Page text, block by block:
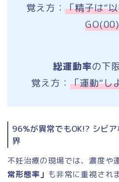
覚え方：「精子は“
総運動率の下
覚え方：「運動“し
96%が異常でもOK!? シビ
界
不妊治療の現場では、濃度や
常形態率」 も非常に重視され